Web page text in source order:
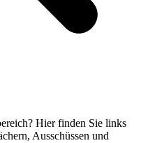
Hier finden Sie links
Ausschüssen und